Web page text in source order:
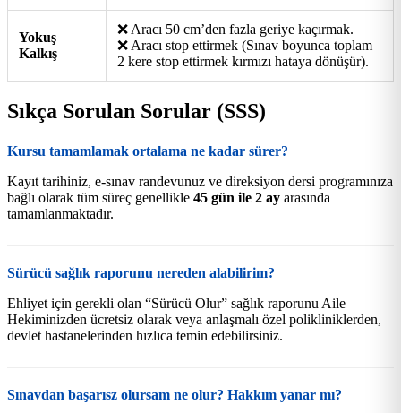
Yokuş
Kalkış
❌ Aracı 50 cm’den fazla geriye kaçırmak.
❌ Aracı stop ettirmek (Sınav boyunca toplam
2 kere stop ettirmek kırmızı hataya dönüşür).
Sıkça Sorulan Sorular (SSS)
Kursu tamamlamak ortalama ne kadar sürer?
Kayıt tarihiniz, e-sınav randevunuz ve direksiyon dersi programınıza
bağlı olarak tüm süreç genellikle 45 gün ile 2 ay arasında
tamamlanmaktadır.
Sürücü sağlık raporunu nereden alabilirim?
Ehliyet için gerekli olan “Sürücü Olur” sağlık raporunu Aile
Hekiminizden ücretsiz olarak veya anlaşmalı özel polikliniklerden,
devlet hastanelerinden hızlıca temin edebilirsiniz.
Sınavdan başarısz olursam ne olur? Hakkım yanar mı?